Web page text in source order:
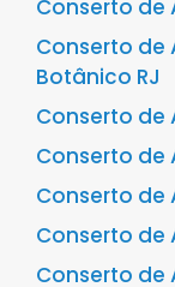
Conserto de
Conserto de
Botânico RJ
Conserto de
Conserto de
Conserto de
Conserto de
Conserto de